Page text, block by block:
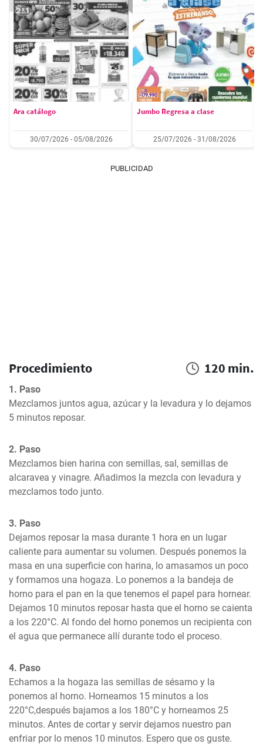
Ara catálogo
30/07/2026 - 05/08/2026
Jumbo Regresa a clase
25/07/2026 - 31/08/2026
PUBLICIDAD
Procedimiento 120 min.
1. Paso
Mezclamos juntos agua, azúcar y la levadura y lo dejamos
5 minutos reposar.
2. Paso
Mezclamos bien harina con semillas, sal, semillas de
alcaravea y vinagre. Añadimos la mezcla con levadura y
mezclamos todo junto.
3. Paso
Dejamos reposar la masa durante 1 hora en un lugar
caliente para aumentar su volumen. Después ponemos la
masa en una superficie con harina, lo amasamos un poco
y formamos una hogaza. Lo ponemos a la bandeja de
horno para el pan en la que tenemos el papel para hornear.
Dejamos 10 minutos reposar hasta que el horno se caienta
a los 220°C. Al fondo del horno ponemos un recipienta con
el agua que permanece allí durante todo el proceso.
4. Paso
Echamos a la hogaza las semillas de sésamo y la
ponemos al horno. Horneamos 15 minutos a los
220°C,después bajamos a los 180°C y horneamos 25
minutos. Antes de cortar y servir dejamos nuestro pan
enfriar por lo menos 10 minutos. Espero que os guste.